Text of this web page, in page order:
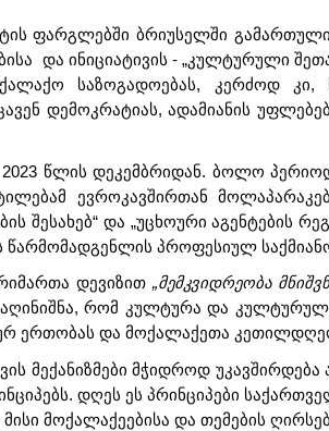
ფარგლებში ბრიუსელში გამართული
და ინიციატივის - „კულტურული
საზოგადოებას, კერძოდ კი,
დემოკრატიას, ადამიანის
წლის დეკემბრიდან. ბოლო
ევროკავშირთან
და „უცხოური აგენტების
პროფესიულ
დევიზით„მემკვიდრეობა
რომ კულტურა და
ერთობას და მოქალაქეთა
მექანიზმები მჭიდროდ უკავშირდება
დღეს ეს პრინციპები
მოქალაქეებისა და თემების